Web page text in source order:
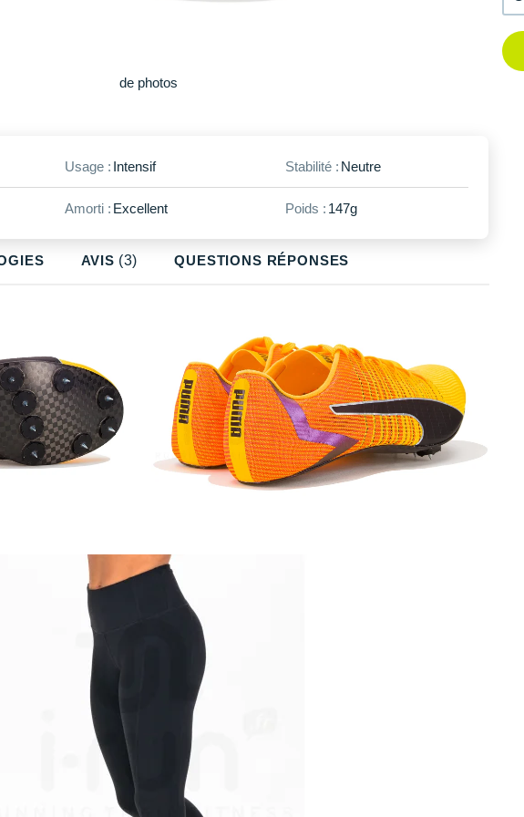
AVIS (3) QUESTIONS RÉPONSES
Usage : Intensif Stabilité : Neutre
Amorti : Excellent Poids : 147g
Plus
de photos